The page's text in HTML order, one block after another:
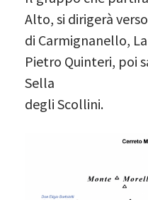
Alto, si dirigerà
di Carmignanello,
Pietro Quinteri, poi
Sella
degli Scollini.